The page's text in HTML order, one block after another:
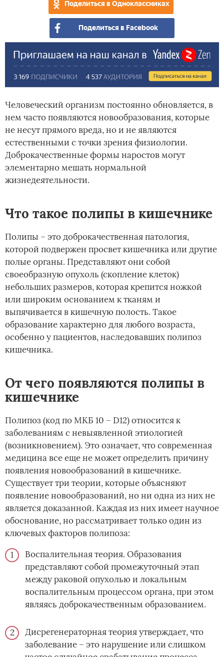
Поделиться в Одноклассниках
Поделиться в Facebook
Человеческий организм постоянно обновляется, в
нем часто появляются новообразования, которые
не несут прямого вреда, но и не являются
естественными с точки зрения физиологии.
Доброкачественные формы наростов могут
элементарно мешать нормальной
жизнедеятельности.
Что такое полипы в кишечнике
Полипы – это доброкачественная патология,
которой подвержен просвет кишечника или другие
полые органы. Представляют они собой
своеобразную опухоль (скопление клеток)
небольших размеров, которая крепится ножкой
или широким основанием к тканям и
выпячивается в кишечную полость. Такое
образование характерно для любого возраста,
особенно у пациентов, наследовавших полипоз
кишечника.
От чего появляются полипы в
кишечнике
Полипоз (код по МКБ 10 – D12) относится к
заболеваниям с невыявленной этиологией
(возникновением). Это означает, что современная
медицина все еще не может определить причину
появления новообразований в кишечнике.
Существует три теории, которые объясняют
появление новообразований, но ни одна из них не
является доказанной. Каждая из них имеет научное
обоснование, но рассматривает только один из
ключевых факторов полипоза:
Воспалительная теория. Образования
представляют собой промежуточный этап
между раковой опухолью и локальным
воспалительным процессом органа, при этом
являясь доброкачественным образованием.
Дисрегенераторная теория утверждает, что
заболевание – это нарушение или слишком